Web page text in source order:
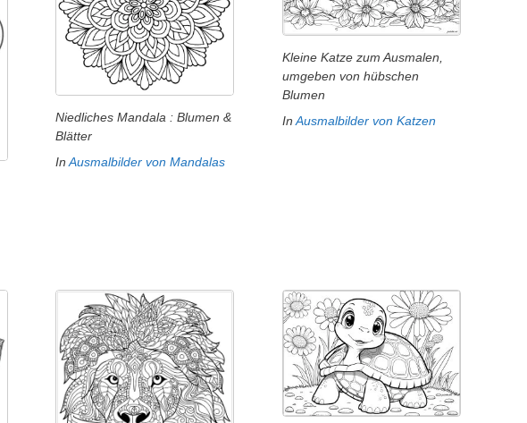
Niedliches Mandala : Blumen &
Blätter
InAusmalbilder von Mandalas
Kleine Katze zum Ausmalen,
umgeben von hübschen
Blumen
InAusmalbilder von Katzen